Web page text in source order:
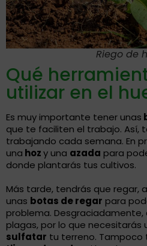
Riego de
Qué
utilizar en el
Es muy importante tener unas
que te faciliten el trabajo. Así,
trabajando cada semana. En
una hozy una azada para
donde plantarás tus cultivos.
Más tarde, tendrás que regar,
unas botas de regar para
problema.
plagas, por lo que necesitarás
sulfatar tu terreno. Tampoco